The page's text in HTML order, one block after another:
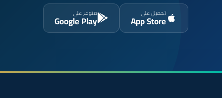
تحميل على
App Store
متوفر على
Google Play